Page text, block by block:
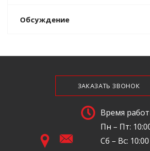
Обсуждение
ЗАКАЗАТЬ ЗВОНОК
Время
Пн – Пт:
Сб – Вс: